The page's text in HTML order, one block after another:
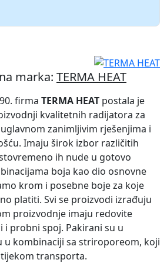
marka: TERMA HEAT
firma TERMA HEAT postala je
kvalitetnih radijatora za
zanimljivim rješenjima i
Imaju širok izbor različitih
ih nude u gotovo
boja kao dio osnovne
krom i posebne boje za koje
platiti. Svi se proizvodi izrađuju
proizvodnje imaju redovite
i probni spoj. Pakirani su u
u kombinaciji sa striroporeom, koji
transporta.